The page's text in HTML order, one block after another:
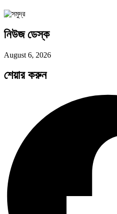
সব সভ্যতারই তো পতন হয়:…
আন্তর্জাতিক অপরাধ
রেড ইন্ডিয়ান’ থেকে ‘নেটিভ
রাজপথ থেকে ডিজিটাল
নিউজ ডেস্ক
August 6, 2026
শেয়ার করুন